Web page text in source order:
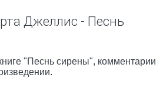
Джеллис - Песнь
"Песнь сирены", комментарии